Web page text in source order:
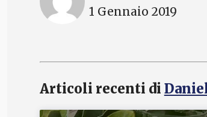
1 Gennaio 2019
Articoli recenti di